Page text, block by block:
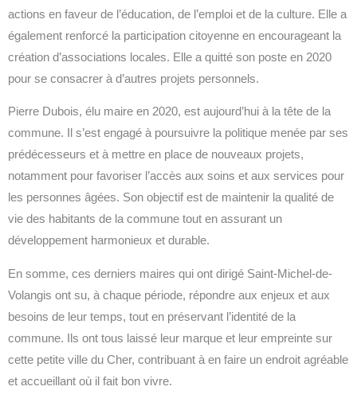
actions en faveur de l’éducation, de l’emploi et de la culture. Elle a
également renforcé la participation citoyenne en encourageant la
création d’associations locales. Elle a quitté son poste en 2020
pour se consacrer à d’autres projets personnels.
Pierre Dubois, élu maire en 2020, est aujourd’hui à la tête de la
commune. Il s’est engagé à poursuivre la politique menée par ses
prédécesseurs et à mettre en place de nouveaux projets,
notamment pour favoriser l’accès aux soins et aux services pour
les personnes âgées. Son objectif est de maintenir la qualité de
vie des habitants de la commune tout en assurant un
développement harmonieux et durable.
En somme, ces derniers maires qui ont dirigé Saint-Michel-de-
Volangis ont su, à chaque période, répondre aux enjeux et aux
besoins de leur temps, tout en préservant l’identité de la
commune. Ils ont tous laissé leur marque et leur empreinte sur
cette petite ville du Cher, contribuant à en faire un endroit agréable
et accueillant où il fait bon vivre.